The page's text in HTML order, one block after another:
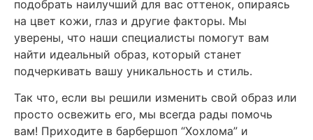
подобрать наилучший для вас оттенок, опираясь
на цвет кожи, глаз и другие факторы. Мы
уверены, что наши специалисты помогут вам
найти идеальный образ, который станет
подчеркивать вашу уникальность и стиль.
Так что, если вы решили изменить свой образ или
просто освежить его, мы всегда рады помочь
вам! Приходите в барбершоп “Хохлома” и